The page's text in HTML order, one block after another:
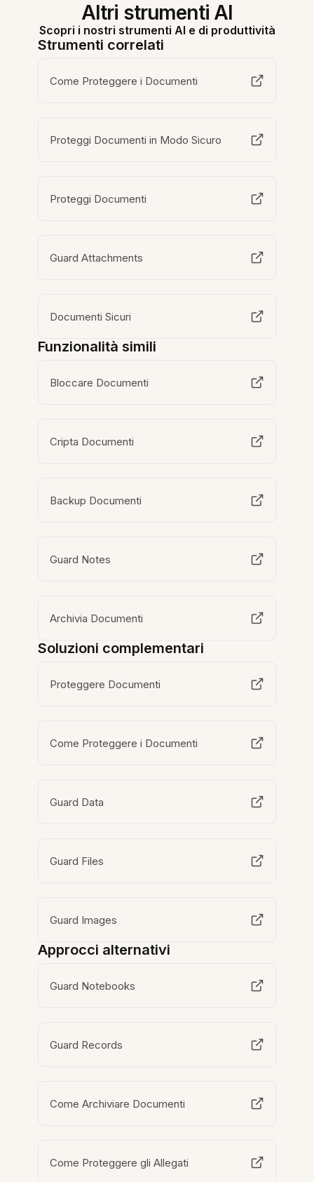
Altri strumenti AI
Scopri i nostri strumenti AI e di produttività
Strumenti correlati
Come Proteggere i Documenti
Proteggi Documenti in Modo Sicuro
Proteggi Documenti
Guard Attachments
Documenti Sicuri
Funzionalità simili
Bloccare Documenti
Cripta Documenti
Backup Documenti
Guard Notes
Archivia Documenti
Soluzioni complementari
Proteggere Documenti
Come Proteggere i Documenti
Guard Data
Guard Files
Guard Images
Approcci alternativi
Guard Notebooks
Guard Records
Come Archiviare Documenti
Come Proteggere gli Allegati